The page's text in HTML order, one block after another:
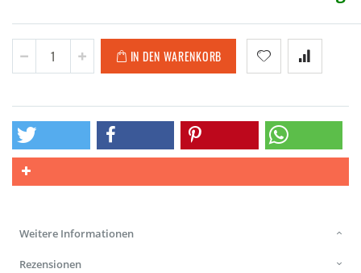
IN DEN WARENKORB
Weitere Informationen
Rezensionen